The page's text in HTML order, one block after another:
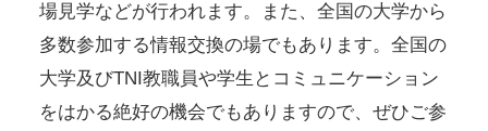
場見学などが行われます。また、全国の大学から
多数参加する情報交換の場でもあります。全国の
大学及びTNI教職員や学生とコミュニケーション
をはかる絶好の機会でもありますので、ぜひご参